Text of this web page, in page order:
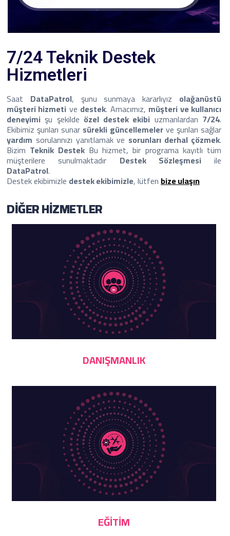
7/24 Teknik Destek
Hizmetleri
Saat DataPatrol, şunu sunmaya kararlıyız olağanüstü
müşteri hizmeti ve destek. Amacımız, müşteri ve kullanıcı
deneyimi şu şekilde özel destek ekibi uzmanlardan 7/24.
Ekibimiz şunları sunar sürekli güncellemelerve şunları sağlar
yardım sorularınızı yanıtlamak ve sorunları derhal çözmek.
Bizim Teknik DestekBu hizmet, bir programa kayıtlı tüm
müşterilere sunulmaktadır Destek Sözleşmesiile
DataPatrol.
Destek ekibimizle destek ekibimizle, lütfenbize ulaşın
DIĞER HIZMETLER
DANIŞMANLIK
EĞITIM